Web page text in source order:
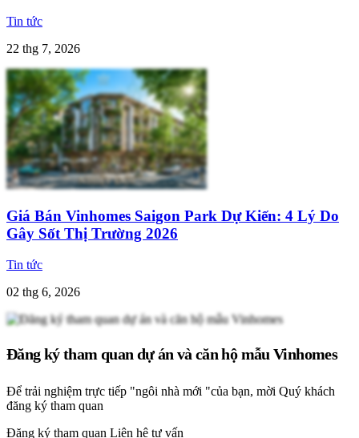
Tin tức
22 thg 7, 2026
Giá Bán Vinhomes Saigon Park Dự Kiến: 4 Lý Do
Gây Sốt Thị Trường 2026
Tin tức
02 thg 6, 2026
Đăng ký tham quan dự án và căn hộ mẫu Vinhomes
Để trải nghiệm trực tiếp "ngôi nhà mới "của bạn, mời Quý khách
đăng ký tham quan
Đăng ký tham quan Liên hệ tư vấn